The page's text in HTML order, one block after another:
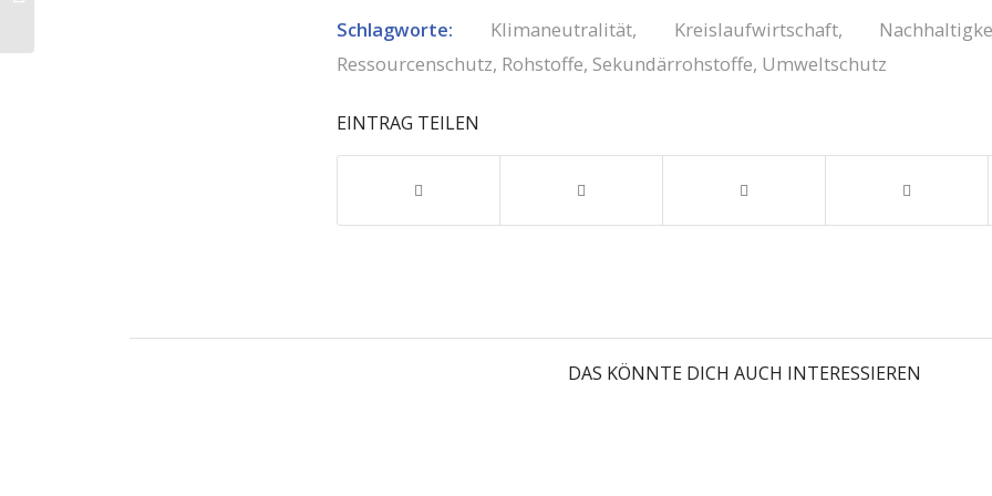
Schlagworte: Klimaneutralität, Kreislaufwirtschaft,
Ressourcenschutz, Rohstoffe, Sekundärrohstoffe, Umweltschutz
EINTRAG TEILEN
DAS KÖNNTE DICH AUCH INTERESSIEREN